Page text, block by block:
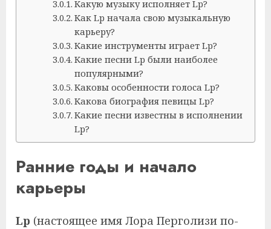
Какую музыку исполняет Lp?
Как Lp начала свою музыкальную
карьеру?
Какие инструменты играет Lp?
Какие песни Lp были наиболее
популярными?
Каковы особенности голоса Lp?
Какова биография певицы Lp?
Какие песни известны в исполнении
Lp?
Ранние годы и начало
карьеры
Lp (настоящее имя Лора Перголизи по-